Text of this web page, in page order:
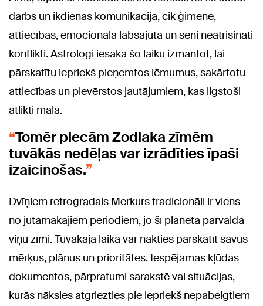
darbs un ikdienas komunikācija, cik ģimene,
attiecības, emocionālā labsajūta un seni neatrisināti
konflikti. Astrologi iesaka šo laiku izmantot, lai
pārskatītu iepriekš pieņemtos lēmumus, sakārtotu
attiecības un pievērstos jautājumiem, kas ilgstoši
atlikti malā.
Tomēr piecām Zodiaka zīmēm
tuvākās nedēļas var izrādīties īpaši
izaicinošas.
Dvīņiem retrogradais Merkurs tradicionāli ir viens
no jūtamākajiem periodiem, jo šī planēta pārvalda
viņu zīmi. Tuvākajā laikā var nākties pārskatīt savus
mērķus, plānus un prioritātes. Iespējamas kļūdas
dokumentos, pārpratumi sarakstē vai situācijas,
kurās nāksies atgriezties pie iepriekš nepabeigtiem